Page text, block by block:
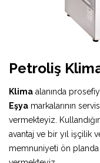
Petroliş
Klima alanında
Eşya markalarının
vermekteyiz.
avantaj ve bir yıl işçilik
memnuniyeti ön